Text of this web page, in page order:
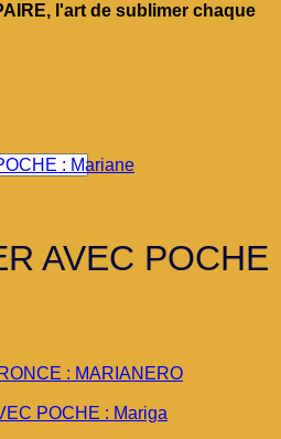
l'art de sublimer chaque
Ajouter à la liste d’envies
AVEC POCHE